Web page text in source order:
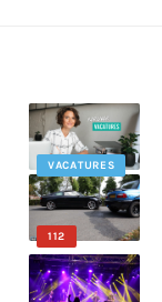
VACATURES
112